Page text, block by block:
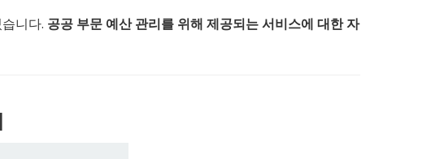
니다. 공공 부문 예산 관리를 위해 제공되는 서비스에 대한 자